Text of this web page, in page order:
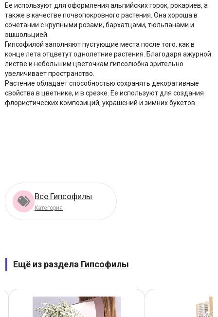
Ее используют для оформления альпийских горок, рокариев, а
также в качестве почвопокровного растения. Она хороша в
сочетании с крупными розами, бархатцами, тюльпанами и
эшшольцией.
Гипсофилой заполняют пустующие места после того, как в
конце лета отцветут однолетние растения. Благодаря ажурной
листве и небольшим цветочкам гипсолюбка зрительно
увеличивает пространство.
Растение обладает способностью сохранять декоративные
свойства в цветнике, и в срезке. Ее используют для создания
флористических композиций, украшений и зимних букетов.
Все Гипсофилы
Категория
Ещё из раздела Гипсофилы